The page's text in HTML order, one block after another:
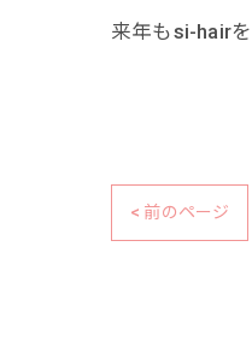
来年もsi-hair
< 前のページ